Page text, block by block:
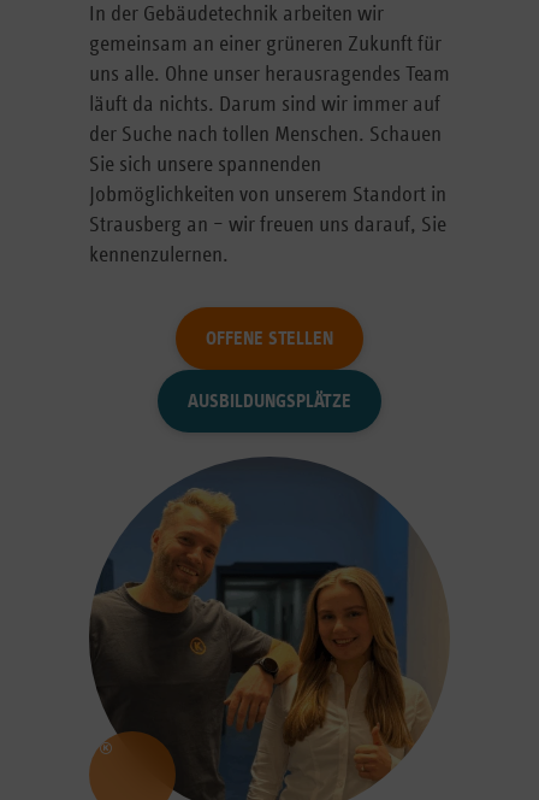
In der Gebäudetechnik arbeiten wir
gemeinsam an einer grüneren Zukunft für
uns alle. Ohne unser herausragendes Team
läuft da nichts. Darum sind wir immer auf
der Suche nach tollen Menschen. Schauen
Sie sich unsere spannenden
Jobmöglichkeiten von unserem Standort in
Strausberg an – wir freuen uns darauf, Sie
kennenzulernen.
OFFENE STELLEN
AUSBILDUNGSPLÄTZE